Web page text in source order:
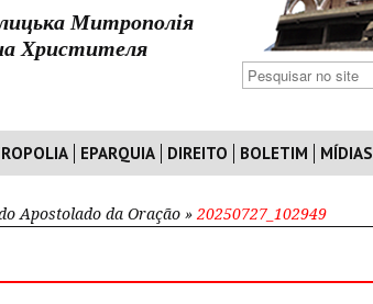
Митрополія
Христителя
EPARQUIA DIREITO BOLETIM MÍDIAS
Apostolado da Oração » 20250727_102949